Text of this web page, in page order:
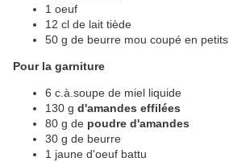
1 oeuf
12 cl de lait tiède
50 g de beurre mou coupé en
Pour la garniture
6 c.à.soupe de miel liquide
130 g d'amandes effilées
80 g de poudre d'amandes
30 g de beurre
1 jaune d'oeuf battu